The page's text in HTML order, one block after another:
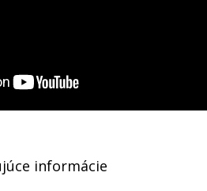
informácie